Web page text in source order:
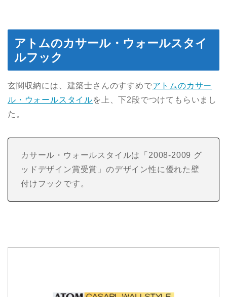
アトムのカサール・ウォールスタイ
ルフック
玄関収納には、建築士さんのすすめでアトムのカサー
ル・ウォールスタイルを上、下2段でつけてもらいまし
た。
カサール・ウォールスタイルは「2008-2009 グ
ッドデザイン賞受賞」のデザイン性に優れた壁
付けフックです。